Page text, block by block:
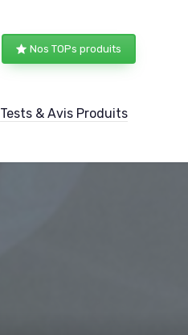
Nos TOPs produits
Tests & Avis Produits